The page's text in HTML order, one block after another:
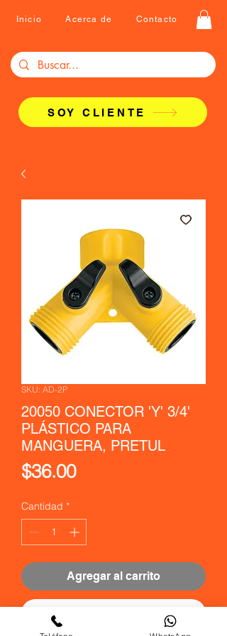
Inicio Acerca de Contacto
SOY CLIENTE
SKU: AD-2P
20050 CONECTOR 'Y' 3/4'
PLÁSTICO PARA
MANGUERA, PRETUL
$36.00Precio
Cantidad *
Agregar al carrito